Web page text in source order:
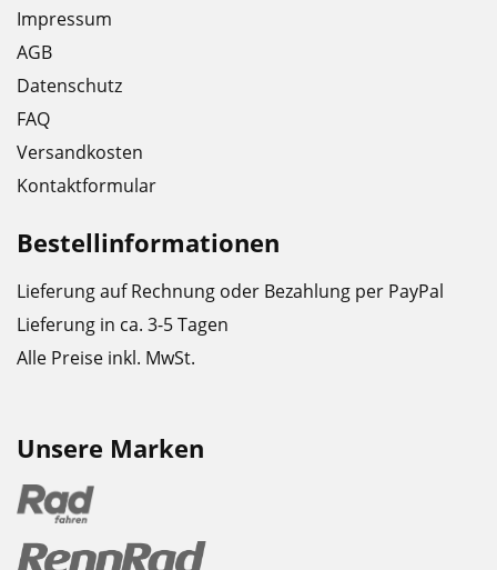
Impressum
AGB
Datenschutz
FAQ
Versandkosten
Kontaktformular
Bestellinformationen
Lieferung auf Rechnung oder Bezahlung per PayPal
Lieferung in ca. 3-5 Tagen
Alle Preise inkl. MwSt.
Unsere Marken